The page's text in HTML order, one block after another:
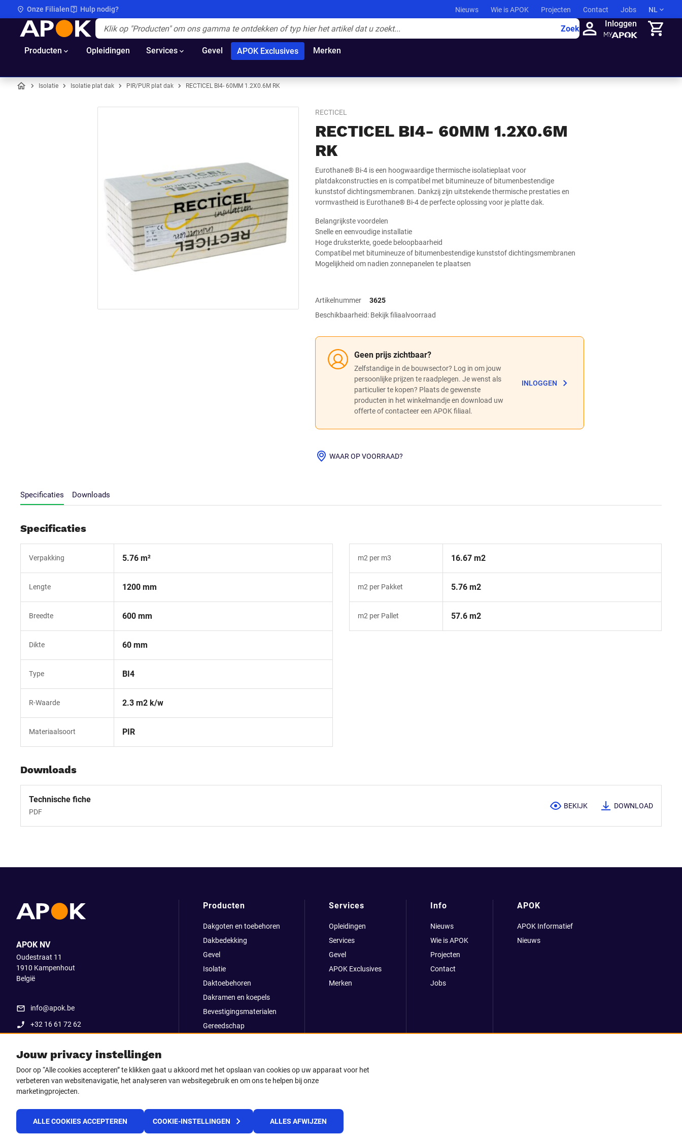
Onze Filialen Hulp nodig? Nieuws Wie is APOK Projecten Contact Jobs NL
APOK Zoek
Inloggen
Producten Opleidingen Services Gevel APOK Exclusives Merken
Isolatie Isolatie plat dak PIR/PUR plat dak RECTICEL BI4- 60MM 1.2X0.6M RK
RECTICEL
RECTICEL BI4- 60MM 1.2X0.6M
RK
Eurothane® Bi-4 is een hoogwaardige thermische isolatieplaat voor
platdakconstructies en is compatibel met bitumineuze of bitumenbestendige
kunststof dichtingsmembranen. Dankzij zijn uitstekende thermische prestaties en
vormvastheid is Eurothane® Bi-4 de perfecte oplossing voor je platte dak.
Belangrijkste voordelen
Snelle en eenvoudige installatie
Hoge druksterkte, goede beloopbaarheid
Compatibel met bitumineuze of bitumenbestendige kunststof dichtingsmembranen
Mogelijkheid om nadien zonnepanelen te plaatsen
Artikelnummer
3625
Beschikbaarheid: Bekijk filiaalvoorraad
Geen prijs zichtbaar?
Zelfstandige in de bouwsector? Log in om jouw
persoonlijke prijzen te raadplegen. Je wenst als
particulier te kopen? Plaats de gewenste
producten in het winkelmandje en download uw
offerte of contacteer een APOK filiaal.
INLOGGEN
WAAR OP VOORRAAD?
Specificaties Downloads
Specificaties
Verpakking 5.76 m²
Lengte 1200 mm
Breedte 600 mm
Dikte 60 mm
Type BI4
R-Waarde 2.3 m2 k/w
Materiaalsoort PIR
m2 per m3 16.67 m2
m2 per Pakket 5.76 m2
m2 per Pallet 57.6 m2
Downloads
Technische fiche
PDF
BEKIJK DOWNLOAD
Jouw privacy instellingen
Door op “Alle cookies accepteren” te klikken gaat u akkoord met het opslaan van cookies op uw apparaat voor het
verbeteren van websitenavigatie, het analyseren van websitegebruik en om ons te helpen bij onze
marketingprojecten.
ALLE COOKIES ACCEPTEREN COOKIE-INSTELLINGEN ALLES AFWIJZEN
APOK NV
Oudestraat 11
1910 Kampenhout
België
info@apok.be
+32 16 61 72 62
Producten
Dakgoten en toebehoren
Dakbedekking
Gevel
Isolatie
Daktoebehoren
Dakramen en koepels
Bevestigingsmaterialen
Gereedschap
Go Strong
Services
Opleidingen
Services
Gevel
APOK Exclusives
Merken
Info
Nieuws
Wie is APOK
Projecten
Contact
Jobs
APOK
APOK Informatief
Nieuws
Volg ons op